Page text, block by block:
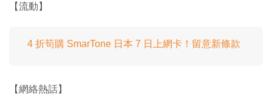
【流動】
4 折筍購 SmarTone 日本 7 日上網卡！留意新條款
【網絡熱話】